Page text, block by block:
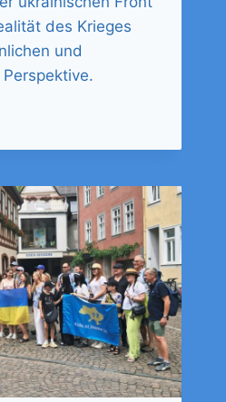
des Krieges
und